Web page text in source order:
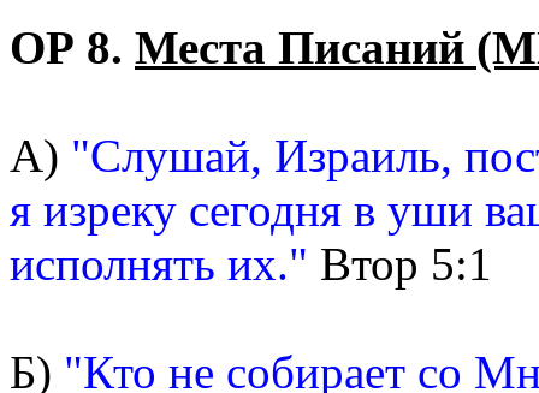
ОР 8. Места Писаний
А) "Слушай, Израиль,
я изреку сегодня в уши
исполнять их." Втор 5:1
Б) "Кто не собирает со